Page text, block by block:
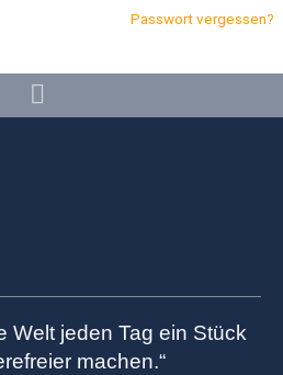
Passwort vergessen?
Welt jeden Tag ein Stück
machen.“